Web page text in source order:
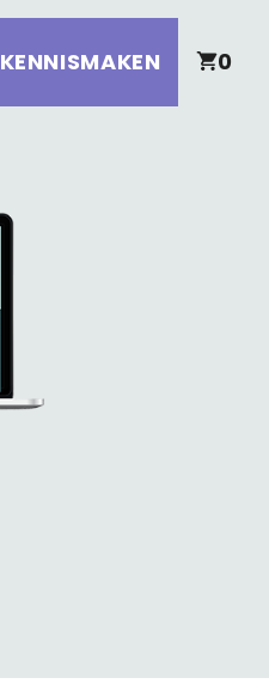
KENNISMAKEN 0